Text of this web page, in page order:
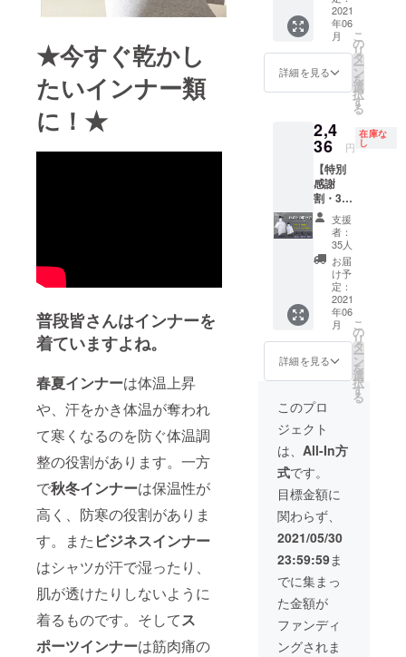
★今すぐ乾かし
たいインナー類
に！★
普段皆さんはインナーを
着ていますよね。
春夏インナーは体温上昇
や、汗をかき体温が奪われ
て寒くなるのを防ぐ体温調
整の役割があります。一方
で秋冬インナーは保温性が
高く、防寒の役割がありま
す。また ビジネスインナー
はシャツが汗で湿ったり、
肌が透けたりしないように
着るものです。そしてス
ポーツインナーは筋肉痛の
【早
割】
一般
販売予
定価格
3,480円
25％OF
F 特典
2：税・
送料込
み ※ヘ
アドラ
イヤー
が含ま
れてい
ませ
ん。
2021
年06
月
詳細を見る
こ
の
リ
タ
ー
ン
を
選
択
す
る
2,4
36 円
在庫な
し
【特別
感謝
割・35
名様限
定】
30％OF
F 急速
衣類乾
燥袋 ×1
セット
特典1：
【特別
感謝
割・35
名様限
定】
一般
販売予
定価格
3,480円
の
30％OF
F 特典
2：税・
送料込
み ※ヘ
アドラ
イヤー
が含ま
れてい
ませ
ん。
支援
者：
35人
お届
け予
定：
2021
年06
月
詳細を見る
こ
の
リ
タ
ー
ン
を
選
択
す
る
このプロ
ジェクト
は、 All-In方
式です。
目標金額に
関わらず、
2021/05/30
23:59:59ま
でに集まっ
た金額が
ファンディ
ングされま